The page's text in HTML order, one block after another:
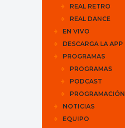
REAL RETRO
REAL DANCE
EN VIVO
DESCARGA LA APP
PROGRAMAS
PROGRAMAS
PODCAST
PROGRAMACIÓN
NOTICIAS
EQUIPO